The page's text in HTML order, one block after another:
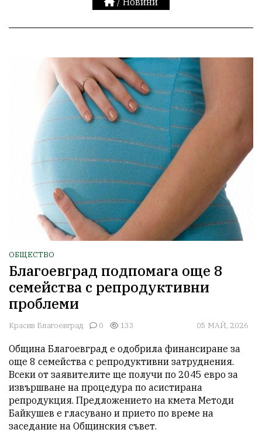
ОБЩЕСТВО
Благоевград подпомага още 8
семейства с репродуктивни
проблеми
Красив Благоевград 0 133 05 МАЙ, 2026
Община Благоевград е одобрила финансиране за
още 8 семейства с репродуктивни затруднения.
Всеки от заявителите ще получи по 2045 евро за
извършване на процедура по асистирана
репродукция. Предложението на кмета Методи
Байкушев е гласувано и прието по време на
заседание на Общинския съвет.